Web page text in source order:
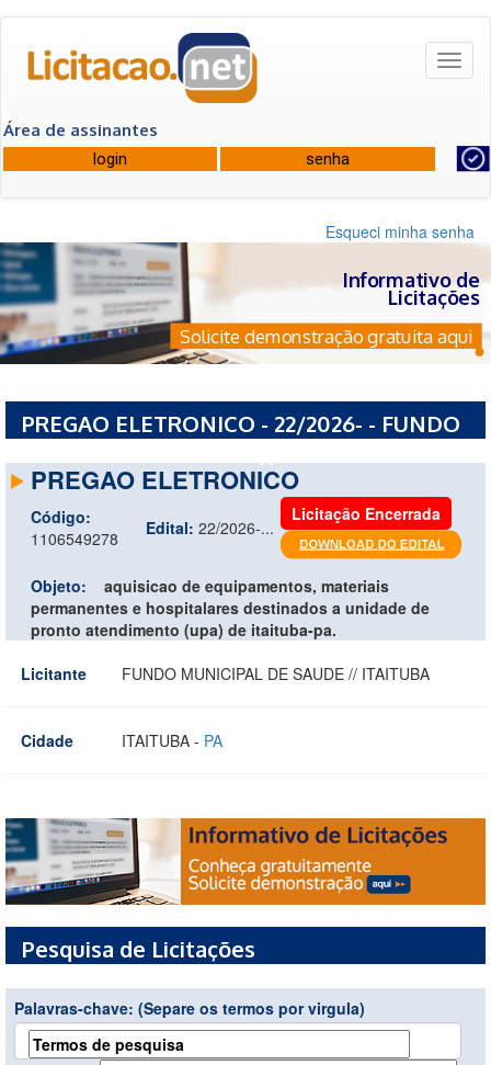
Área de assinantes
Esqueci minha senha
Informativo de
Licitações
Solicite demonstração gratuita aqui
PREGAO ELETRONICO - 22/2026- - FUNDO
PREGAO ELETRONICO
Código:
1106549278
Edital: 22/2026-...
Licitação Encerrada
Objeto:
aquisicao de equipamentos, materiais
permanentes e hospitalares destinados a unidade de
pronto atendimento (upa) de itaituba-pa.
Licitante
FUNDO MUNICIPAL DE SAUDE // ITAITUBA
Cidade ITAITUBA - PA
Pesquisa de Licitações
Palavras-chave: (Separe os termos por virgula)